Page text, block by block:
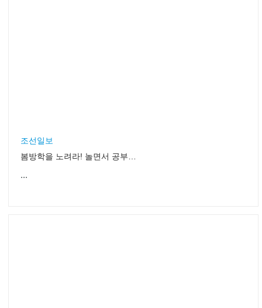
조선일보
...